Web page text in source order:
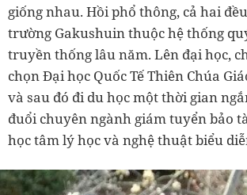
giống nhau. Hồi phổ thông, cả hai
trường Gakushuin thuộc hệ thống
truyền thống lâu năm. Lên đại học,
chọn Đại học Quốc Tế Thiên Chúa
và sau đó đi du học một thời gian
đuổi chuyên ngành giám tuyển bảo
học tâm lý học và nghệ thuật biểu